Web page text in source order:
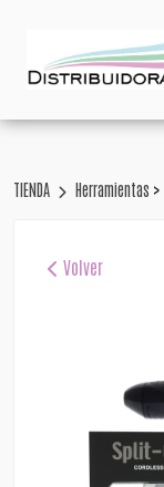
TIENDA Herramientas >
Volver